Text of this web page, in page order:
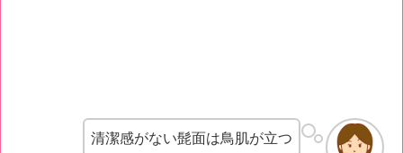
清潔感がない髭面は鳥肌が立つ